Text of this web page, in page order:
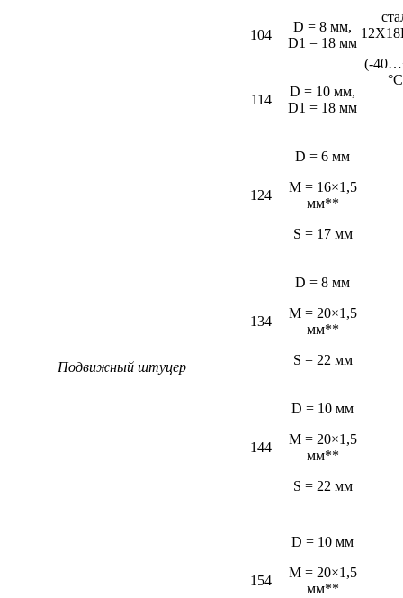
(-
104
D = 8 мм,
D1 = 18 мм
114
D = 10 мм,
D1 = 18 мм
Подвижный штуцер
124
D = 6 мм
M = 16×1,5
мм**
S = 17 мм
134
D = 8 мм
M = 20×1,5
мм**
S = 22 мм
144
D = 10 мм
M = 20×1,5
мм**
S = 22 мм
154
D = 10 мм
M = 20×1,5
мм**